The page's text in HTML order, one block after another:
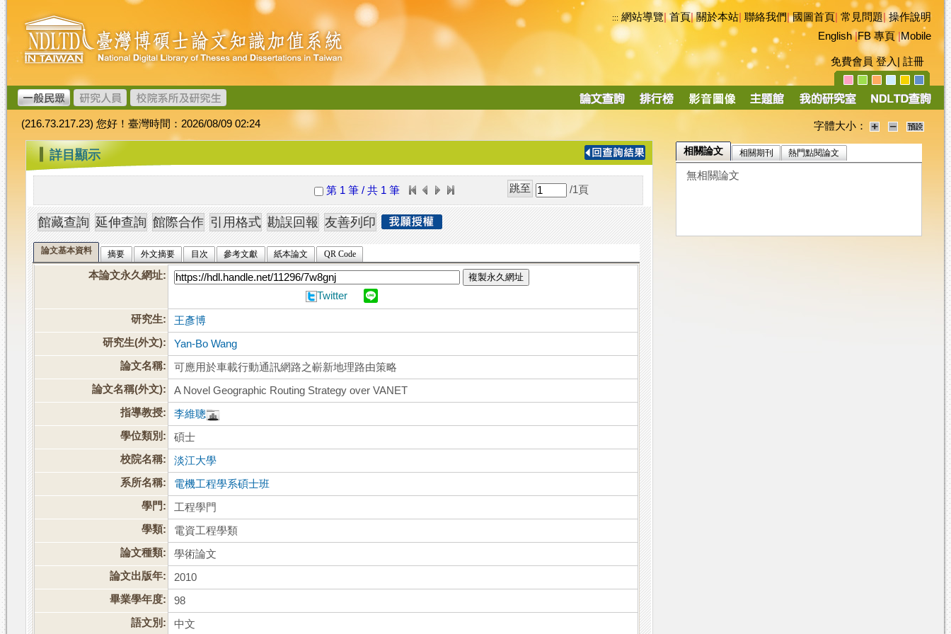
跳
到
主
要
內
容
臺
灣
博
碩
士
論
文
加
值
系
統
::: 網站導覽|首頁|關於本站 聯絡我們|國圖首頁 常見問題|操作說明
English|FB 專頁|Mobile
免費會員 登入 註冊
導
(216.73.217.23) 您好！臺灣時間：2026/08/09 02:24 字體大小：
::: 詳目顯示
第 1 筆 / 共 1 筆 /1 頁
論文基本資料 摘要 外文摘要 目次 參考文獻 紙本論文 QR Code
本論文永久網址: 複製永久網址
Twitter
研究生:
王彥博
研究生(外文):
Yan-Bo Wang
論文名稱:
可應用於車載行動通訊網路之嶄新地理路由策略
論文名稱(外文):
A Novel Geographic Routing Strategy over VANET
指導教授:
李維聰
學位類別:
碩士
校院名稱:
淡江大學
系所名稱:
電機工程學系碩士班
學門:
工程學門
學類:
電資工程學類
論文種類:
學術論文
論文出版年:
2010
畢業學年度:
98
語文別:
中文
相關論文 相關期刊 熱門點閱論文
無相關論文